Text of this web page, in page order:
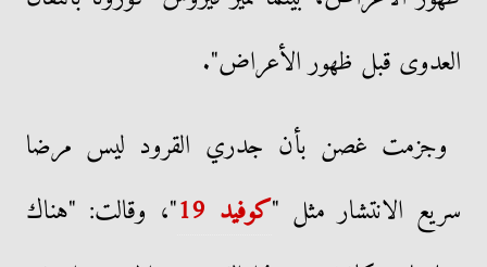
العدوى قبل ظهور الأعراض".
وجزمت غصن بأن جدري القرود ليس مرضا
سريع الانتشار مثل "كوفيد 19
"، وقالت: "هناك